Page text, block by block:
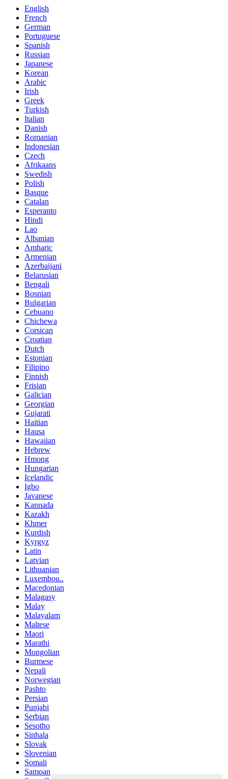
English
French
German
Portuguese
Spanish
Russian
Japanese
Korean
Arabic
Irish
Greek
Turkish
Italian
Danish
Romanian
Indonesian
Czech
Afrikaans
Swedish
Polish
Basque
Catalan
Esperanto
Hindi
Lao
Albanian
Amharic
Armenian
Azerbaijani
Belarusian
Bengali
Bosnian
Bulgarian
Cebuano
Chichewa
Corsican
Croatian
Dutch
Estonian
Filipino
Finnish
Frisian
Galician
Georgian
Gujarati
Haitian
Hausa
Hawaiian
Hebrew
Hmong
Hungarian
Icelandic
Igbo
Javanese
Kannada
Kazakh
Khmer
Kurdish
Kyrgyz
Latin
Latvian
Lithuanian
Luxembou..
Macedonian
Malagasy
Malay
Malayalam
Maltese
Maori
Marathi
Mongolian
Burmese
Nepali
Norwegian
Pashto
Persian
Punjabi
Serbian
Sesotho
Sinhala
Slovak
Slovenian
Somali
Samoan